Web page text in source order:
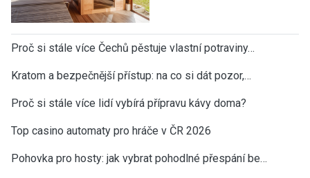
Proč si stále více Čechů pěstuje vlastní potraviny…
Kratom a bezpečnější přístup: na co si dát pozor,…
Proč si stále více lidí vybírá přípravu kávy doma?
Top casino automaty pro hráče v ČR 2026
Pohovka pro hosty: jak vybrat pohodlné přespání be…